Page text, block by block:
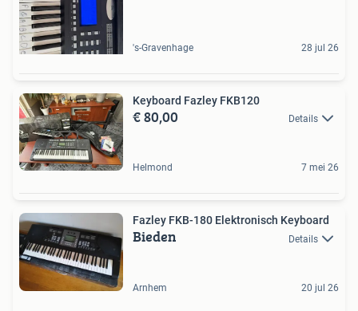
's-Gravenhage 28 jul 26
Keyboard Fazley FKB120
€ 80,00 Details
Helmond 7 mei 26
Fazley FKB-180 Elektronisch Keyboard
Bieden Details
Arnhem 20 jul 26